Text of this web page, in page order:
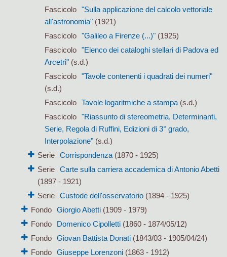
Fascicolo
"Sulla applicazione del calcolo vettoriale
all'astronomia"(1921)
Fascicolo
"Galileo a Firenze (...)"(1925)
Fascicolo
"Elenco dei cataloghi stellari di Padova ed
Arcetri"(s.d.)
Fascicolo
"Tavole contenenti i quadrati dei numeri"
(s.d.)
Fascicolo
Tavole logaritmiche a stampa(s.d.)
Fascicolo
"Riassunto di stereometria, Determinanti,
Serie, Regola di Ruffini, Edizioni di 3° grado,
Interpolazione"(s.d.)
Serie
Corrispondenza (1870 - 1925)
Serie
Carte sulla carriera accademica di Antonio Abetti
(1897 - 1921)
Serie
Custode dell'osservatorio (1894 - 1925)
Fondo Giorgio Abetti(1909 - 1979)
Fondo
Domenico Cipolletti(1860 - 1874/05/12)
Fondo Giovan Battista Donati(1843/03 - 1905/04/24)
Fondo Giuseppe Lorenzoni(1863 - 1912)